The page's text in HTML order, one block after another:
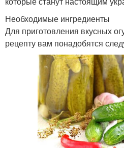
Необходимые ингредиенты
Для приготовления вкусных
рецепту вам понадобятся